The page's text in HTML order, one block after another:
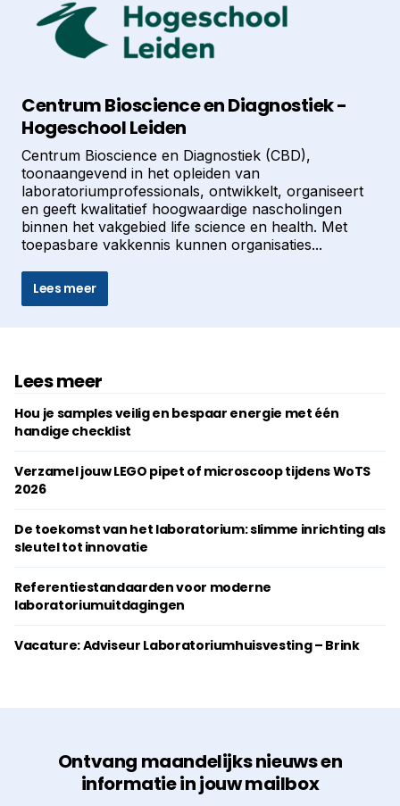
Centrum Bioscience en Diagnostiek -
Hogeschool Leiden
Centrum Bioscience en Diagnostiek (CBD),
toonaangevend in het opleiden van
laboratoriumprofessionals, ontwikkelt, organiseert
en geeft kwalitatief hoogwaardige nascholingen
binnen het vakgebied life science en health. Met
toepasbare vakkennis kunnen organisaties...
Lees meer
Lees meer
Hou je samples veilig en bespaar energie met één
handige checklist
Verzamel jouw LEGO pipet of microscoop tijdens WoTS
2026
De toekomst van het laboratorium: slimme inrichting als
sleutel tot innovatie
Referentiestandaarden voor moderne
laboratoriumuitdagingen
Vacature: Adviseur Laboratoriumhuisvesting – Brink
Ontvang maandelijks nieuws en
informatie in jouw mailbox